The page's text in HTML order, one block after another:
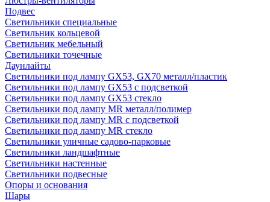
Подвес
Светильники специальные
Светильник кольцевой
Светильник мебельный
Светильники точечные
Даунлайты
Светильники под лампу GX53, GX70 металл/пластик
Светильники под лампу GX53 с подсветкой
Светильники под лампу GX53 стекло
Светильники под лампу MR металл/полимер
Светильники под лампу MR с подсветкой
Светильники под лампу MR стекло
Светильники уличные садово-парковые
Светильники ландшафтные
Светильники настенные
Светильники подвесные
Опоры и основания
Шары